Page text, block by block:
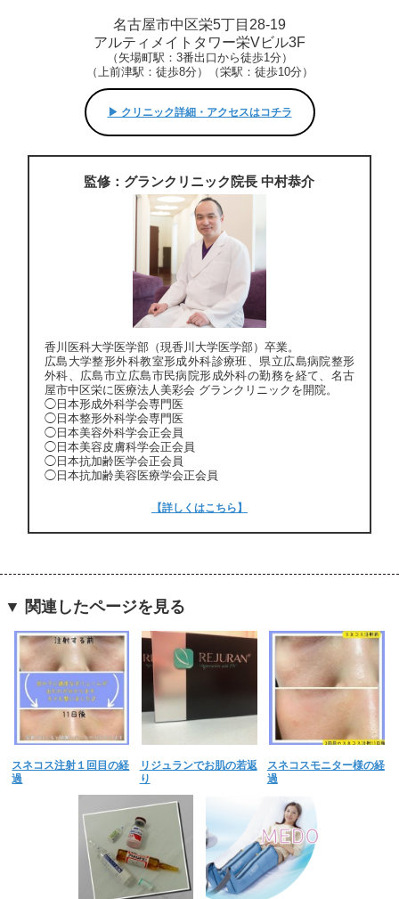
名古屋市中区栄5丁目28-19
アルティメイトタワー栄Vビル3F
（矢場町駅：3番出口から徒歩1分）
（上前津駅：徒歩8分）（栄駅：徒歩10分）
▶︎ クリニック詳細・アクセスはコチラ
監修：グランクリニック院長 中村恭介
香川医科大学医学部（現香川大学医学部）卒業。
広島大学整形外科教室形成外科診療班、県立広島病院整形
外科、広島市立広島市民病院形成外科の勤務を経て、名古
屋市中区栄に医療法人美彩会 グランクリニックを開院。
◯日本形成外科学会専門医
◯日本整形外科学会専門医
◯日本美容外科学会正会員
◯日本美容皮膚科学会正会員
◯日本抗加齢医学会正会員
◯日本抗加齢美容医療学会正会員
【詳しくはこちら】
▼ 関連したページを見る
スネコス注射１回目の経
過
リジュランでお肌の若返
り
スネコスモニター様の経
過